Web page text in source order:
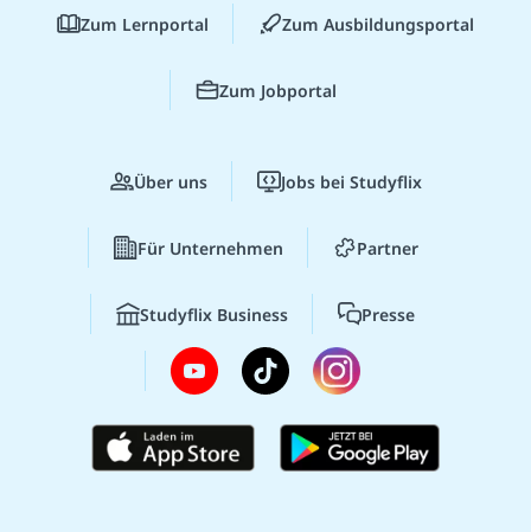
Zum Lernportal Zum Ausbildungsportal
Zum Jobportal
Über uns Jobs bei Studyflix
Für Unternehmen Partner
Studyflix Business Presse